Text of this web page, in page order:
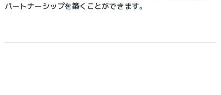
パートナーシップを築くことができます。